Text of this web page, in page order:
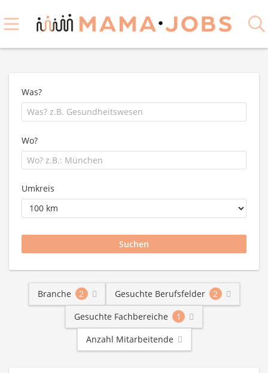
Was?
Wo?
Umkreis
Branche 2 Gesuchte Berufsfelder
2
Gesuchte Fachbereiche
1
Anzahl Mitarbeitende